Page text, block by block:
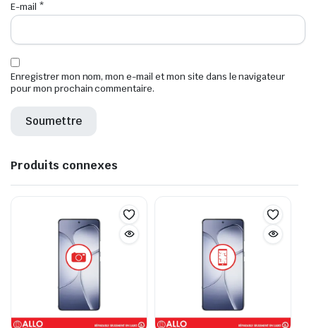
E-mail *
Enregistrer mon nom, mon e-mail et mon site dans le navigateur
pour mon prochain commentaire.
Produits connexes